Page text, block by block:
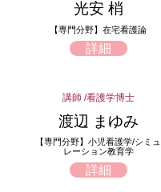
光安 梢
【専門分野】在宅看護論
詳細
講師 /看護学博士
渡辺 まゆみ
【専門分野】小児看護学/シミュ
レーション教育学
詳細